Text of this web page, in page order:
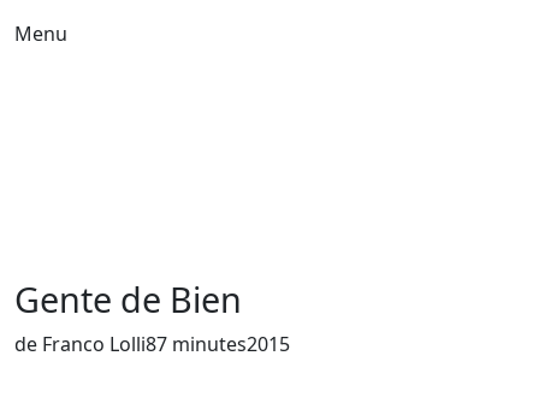
Menu
Gente de Bien
de Franco Lolli87 minutes2015